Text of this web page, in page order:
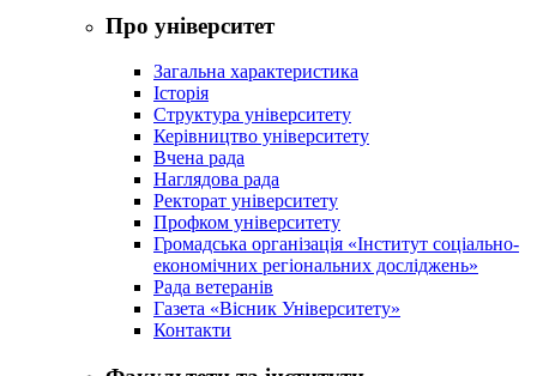
Про університет
Загальна характеристика
Історія
Структура університету
Керівництво університету
Вчена рада
Наглядова рада
Ректорат університету
Профком університету
Громадська організація «Інститут соціально-
економічних регіональних досліджень»
Рада ветеранів
Газета «Вісник Університету»
Контакти